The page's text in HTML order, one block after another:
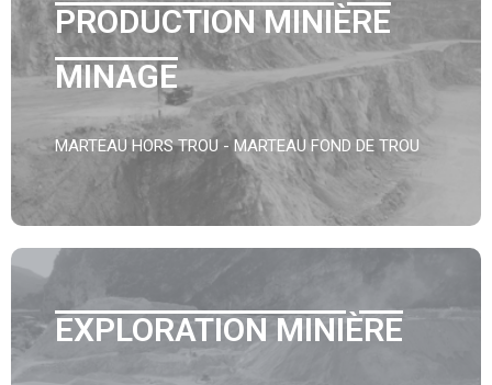
PRODUCTION MINIÈRE
MINAGE
MARTEAU HORS TROU - MARTEAU FOND DE TROU
EXPLORATION MINIÈRE